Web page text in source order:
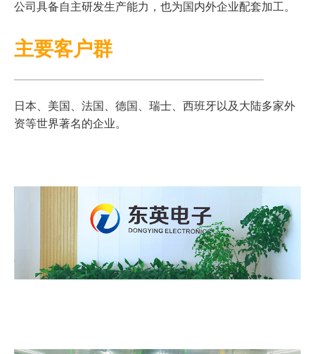
公司具备自主研发生产能力，也为国内外企业配套加工。
主要客户群
日本、美国、法国、德国、瑞士、西班牙以及大陆多家外
资等世界著名的企业。